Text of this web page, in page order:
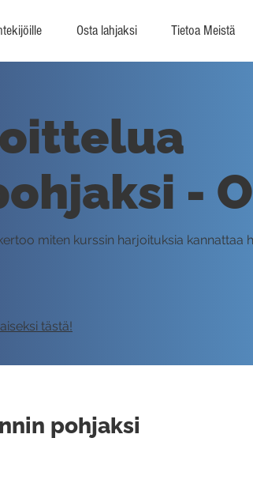
Osta lahjaksi Tietoa Meistä
-
miten kurssin harjoituksia kannattaa
tästä!
pohjaksi